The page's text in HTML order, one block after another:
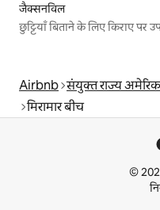
जैक्सनविल
Airbnb संयुक्त राज्य
मिरामार बीच
©